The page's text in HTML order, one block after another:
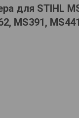
для STIHL
MS391,